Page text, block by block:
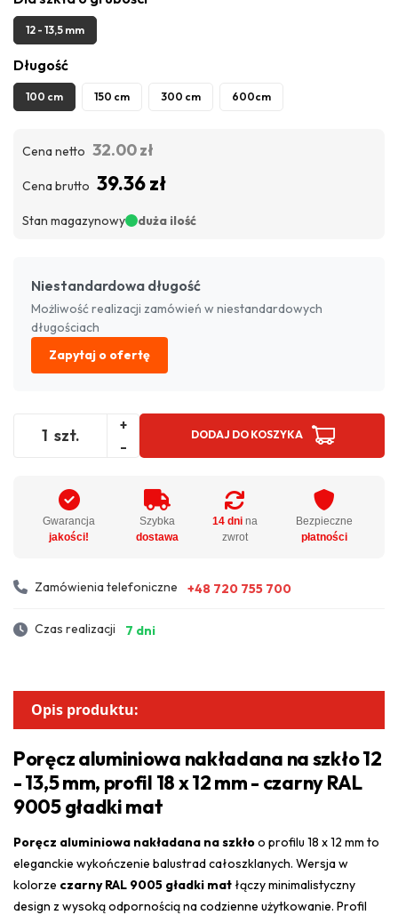
12 - 13,5 mm
Długość
100 cm 150 cm 300 cm 600cm
Cena netto 32.00 zł
Cena brutto 39.36 zł
Stan magazynowy duża ilość
Niestandardowa długość
Możliwość realizacji zamówień w niestandardowych
długościach
Zapytaj o ofertę
szt.
+
-
DODAJ DO KOSZYKA
Gwarancja
jakości!
Szybka
dostawa
14 dnina
zwrot
Bezpieczne
płatności
Zamówienia telefoniczne +48 720 755 700
Czas realizacji 7 dni
Opis produktu:
Poręcz aluminiowa nakładana na szkło 12
- 13,5 mm, profil 18 x 12 mm - czarny RAL
9005 gładki mat
Poręcz aluminiowa nakładana na szkłoo profilu 18 x 12 mm to
eleganckie wykończenie balustrad całoszklanych. Wersja w
kolorze czarny RAL 9005 gładki mat łączy minimalistyczny
design z wysoką odpornością na codzienne użytkowanie. Profil